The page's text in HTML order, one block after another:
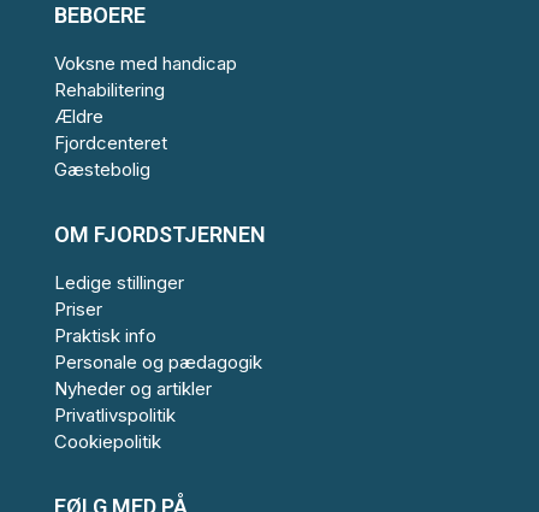
BEBOERE
Voksne med handicap
Rehabilitering
Ældre
Fjordcenteret
Gæstebolig
OM FJORDSTJERNEN
Ledige stillinger
Priser
Praktisk info
Personale og pædagogik
Nyheder og artikler
Privatlivspolitik
Cookiepolitik